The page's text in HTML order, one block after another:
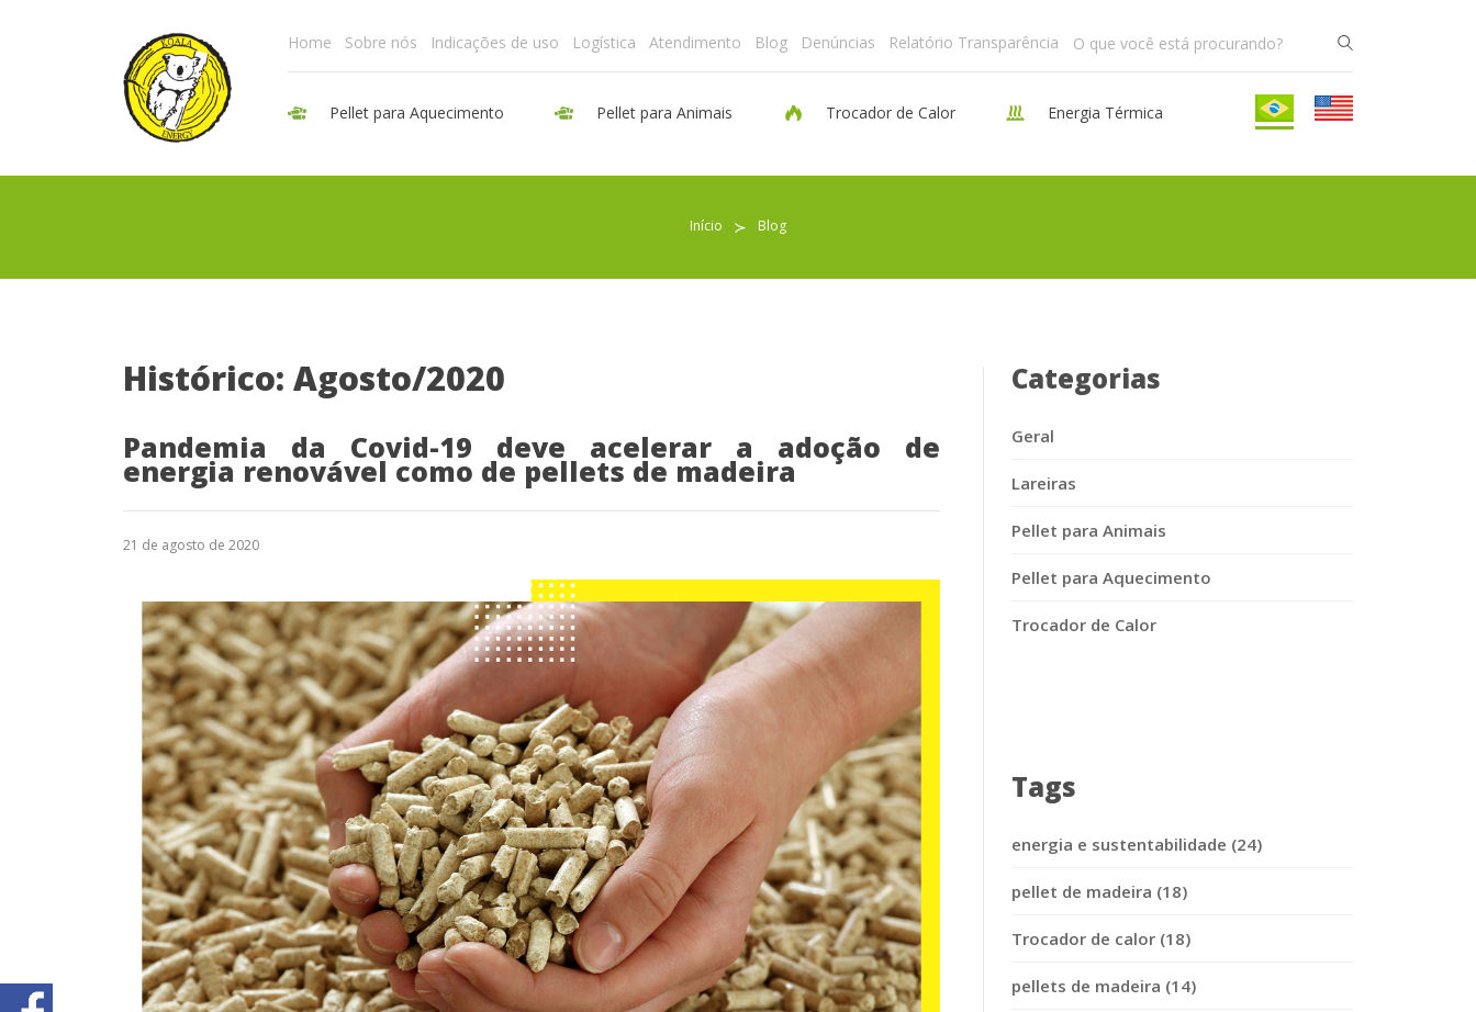
Home Sobre nós Indicações de uso Logística Atendimento Blog Denúncias Relatório Transparência
Pellet para Aquecimento Pellet para Animais Trocador de Calor Energia Térmica
Início ≻ Blog
Histórico: Agosto/2020
Pandemia da Covid-19 deve acelerar a adoção de
energia renovável como de pellets de madeira
21 de agosto de 2020
Categorias
Geral
Lareiras
Pellet para Animais
Pellet para Aquecimento
Trocador de Calor
Tags
energia e sustentabilidade (24)
pellet de madeira (18)
Trocador de calor (18)
pellets de madeira (14)
Pellet para Aquecimento
Pellet para Animais
Indicações de uso
Blog
Denúncias
Relatório Transparência
Trabalhe Conosco